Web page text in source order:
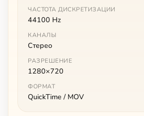
ЧАСТОТА ДИСКРЕТИЗАЦИИ
44100 Hz
КАНАЛЫ
Стерео
РАЗРЕШЕНИЕ
1280×720
ФОРМАТ
QuickTime / MOV